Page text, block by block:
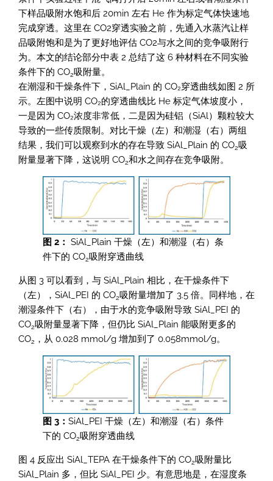
下样品吸附水饱和后 20min 左右 He 作为标定气体快速地
完成穿透。这里在 CO2穿透实验之前，先通入水蒸汽让样
品吸附饱和是为了更好地评估 CO2与水之间的竞争吸附行
为。本文的结论部分中表 2 总结了这 6 种材料在不同实验
条件下的 CO2吸附量。
在潮湿和干燥条件下，SiAl_Plain 的 CO₂穿透曲线如图 2 所
示。左图中说明 CO₂的穿透曲线比 He 标定气体坡度小，
一是因为 CO₂浓度非常低，二是因为硅铝（SiAl）颗粒较大
导致的一些传质限制。对比干燥（左）和潮湿（右）两组
结果，我们可以观察到水的存在导致 SiAl_Plain 的 CO2吸
附量显著下降，这说明 CO2和水之间存在竞争吸附。
图 2： SiAl_Plain 干燥（左）和潮湿（右）条
件下的 CO2吸附穿透曲线
从图 3 可以看到，与 SiAl_Plain 相比，在干燥条件下
（左），SiAl_PEI 的 CO2吸附量增加了 3.5 倍。同样地，在
潮湿条件下（右），由于水的竞争吸附导致 SiAl_PEI 的
CO2吸附量显著下降，但仍比 SiAl_Plain 能吸附更多的
CO2 ，从 0.028 mmol/g 增加到了 0.058mmol/g。
图 3： SiAl_PEI 干燥（左）和潮湿（右）条件
下的 CO2吸附穿透曲线
图 4 反应出 SiAl_TEPA 在干燥条件下的 CO2吸附量比
SiAl_Plain 多，但比 SiAl_PEI 少。有意思地是，在湿度条